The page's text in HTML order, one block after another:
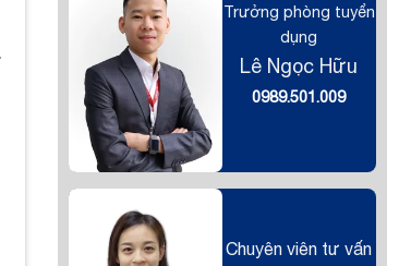
Trưởng phòng tuyển
dụng
Lê Ngọc Hữu
0989.501.009
Chuyên viên tư vấn